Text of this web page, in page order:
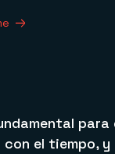
para
el tiempo,